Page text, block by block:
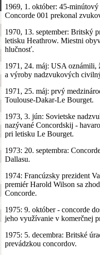
1969, 1. október: 45-
Concorde 001 prekonal
1970, 13. september: Britský
letisku Heathrow. Miestni
hlučnosť.
1971, 24. máj: USA oznámili,
a výroby nadzvukových
1971, 25. máj: prvý
Toulouse-Dakar-Le Bourget.
1973, 3. jún: Sovietske
nazývané Concordskij -
pri letisku Le Bourget.
1973: 20. septembra:
Dallasu.
1974: Francúzsky prezident
premiér Harold Wilson sa
Concorde.
1975: 9. október - concorde
jeho využívanie v komerčnej
1975: 5. decembra: Britské
prevádzkou concordov.